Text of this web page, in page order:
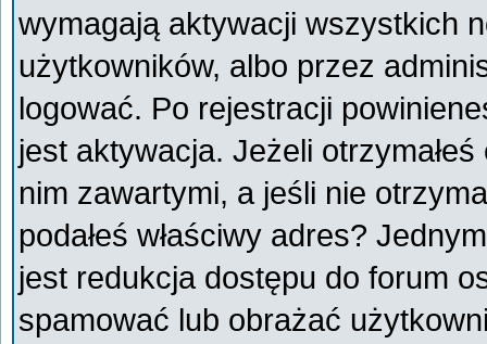
wymagają aktywacji wszystkich
użytkowników, albo przez
logować. Po rejestracji
jest aktywacja. Jeżeli
nim zawartymi, a jeśli nie
podałeś właściwy adres?
jest redukcja dostępu do forum
spamować lub obrażać